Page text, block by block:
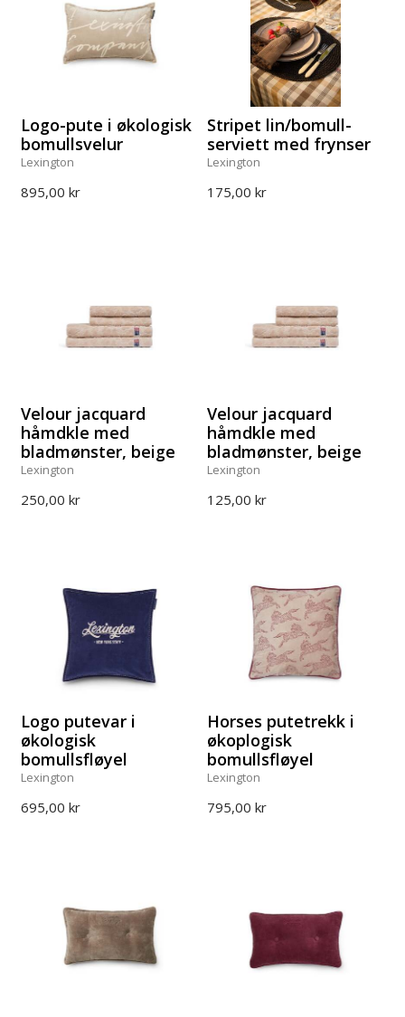
Logo-pute i økologisk
bomullsvelur
Lexington
895,00 kr
Stripet lin/bomull-
serviett med frynser
Lexington
175,00 kr
Velour jacquard
håmdkle med
bladmønster, beige
Lexington
250,00 kr
Velour jacquard
håmdkle med
bladmønster, beige
Lexington
125,00 kr
Logo putevar i
økologisk
bomullsfløyel
Lexington
695,00 kr
Horses putetrekk i
økoplogisk
bomullsfløyel
Lexington
795,00 kr